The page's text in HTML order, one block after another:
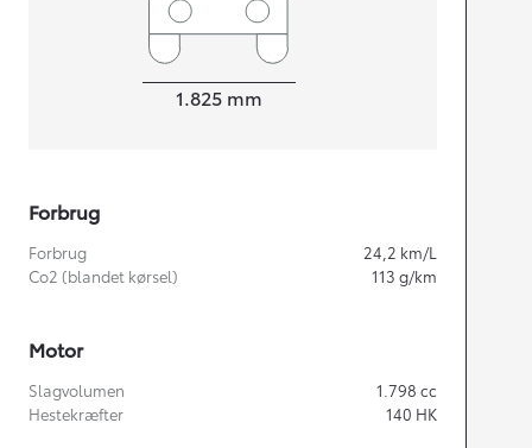
1.825 mm
Forbrug
Forbrug 24,2 km/L
Co2 (blandet kørsel)
113 g/km
Motor
Slagvolumen 1.798 cc
Hestekræfter
140 HK